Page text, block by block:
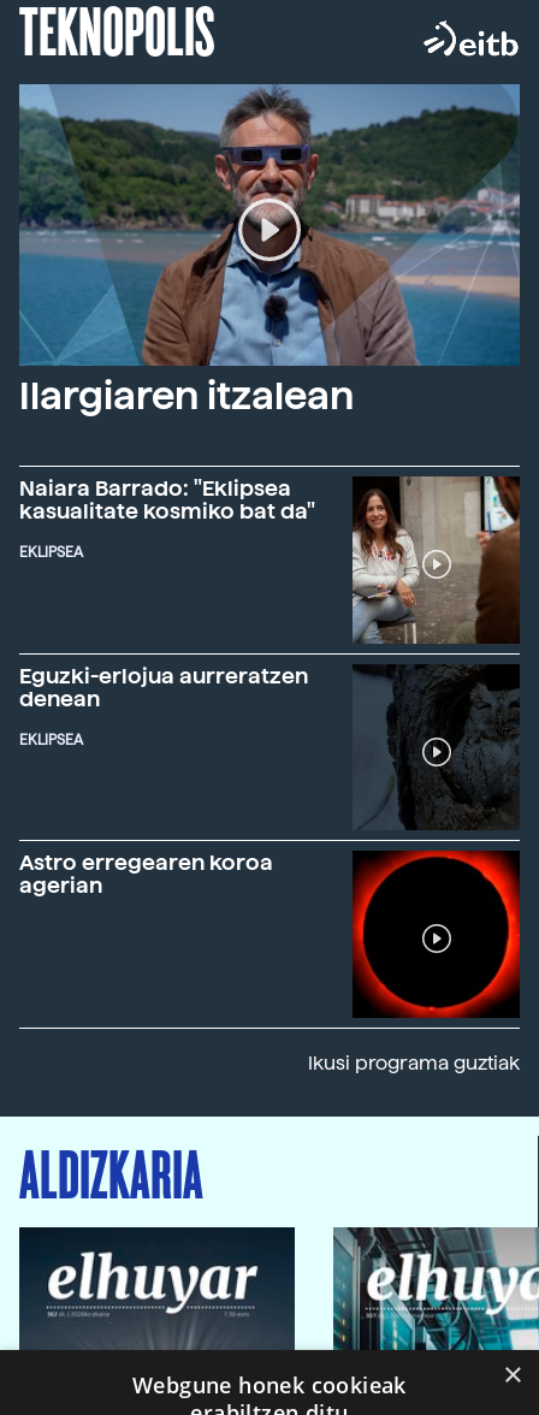
TEKNOPOLIS
Ilargiaren itzalean
Naiara Barrado: "Eklipsea
kasualitate kosmiko bat da"
EKLIPSEA
Eguzki-erlojua aurreratzen
denean
EKLIPSEA
Astro erregearen koroa
agerian
Ikusi programa guztiak
ALDIZKARIA
×
Webgune honek cookieak